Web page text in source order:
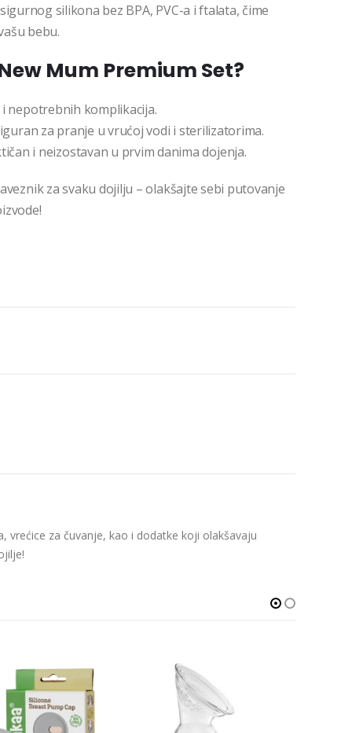
silikona bez BPA, PVC-a i ftalata, čime
bebu.
Mum Premium Set?
i nepotrebnih komplikacija.
za pranje u vrućoj vodi i sterilizatorima.
i neizostavan u prvim danima dojenja.
za svaku dojilju – olakšajte sebi putovanje
vrećice za čuvanje, kao i dodatke koji olakšavaju